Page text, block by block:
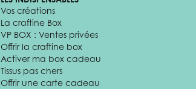
Vos créations
La craftine Box
VP BOX : Ventes privées
Offrir la craftine box
Activer ma box cadeau
Tissus pas chers
Offrir une carte cadeau